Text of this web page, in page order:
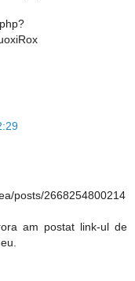
posts/2668254800214
am postat link-ul de